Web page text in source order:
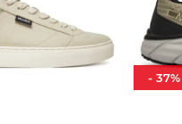
- 37%